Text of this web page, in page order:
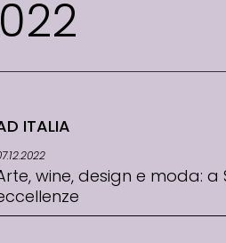
ITALIA
wine, design e moda: